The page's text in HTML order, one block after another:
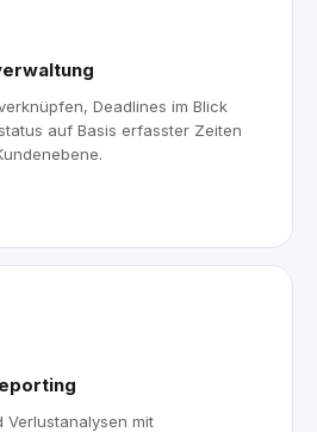
Deadlines im Blick
auf Basis erfasster Zeiten
Verlustanalysen mit